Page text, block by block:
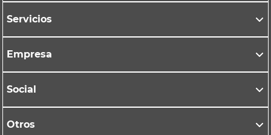
Servicios
Empresa
Social
Otros